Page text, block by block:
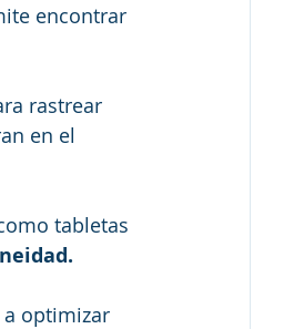
encontrar
rastrear
en el
tabletas
optimizar